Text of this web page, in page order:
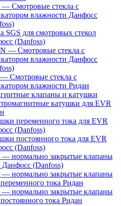
— Смотровые стекла с
влажности Данфосс
SGS для смотровых стекол
(Danfoss)
N — Смотровые стекла с
влажности Данфосс
— Смотровые стекла с
влажности Ридан
клапаны и катушки
катушки для EVR
переменного тока для EVR
(Danfoss)
постоянного тока для EVR
(Danfoss)
нормально закрытые клапаны
(Danfoss)
нормально закрытые клапаны
тока Ридан
нормально закрытые клапаны
тока Ридан